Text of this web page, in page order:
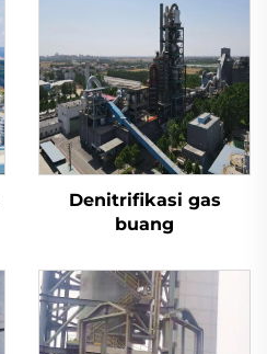
Denitrifikasi gas
buang